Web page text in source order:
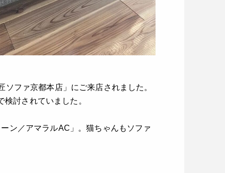
ファ京都本店」にご来店されました。
討されていました。
ン／アマラルAC」。猫ちゃんもソファ